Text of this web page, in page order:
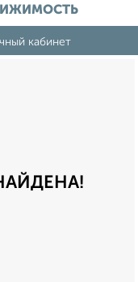
кабинет